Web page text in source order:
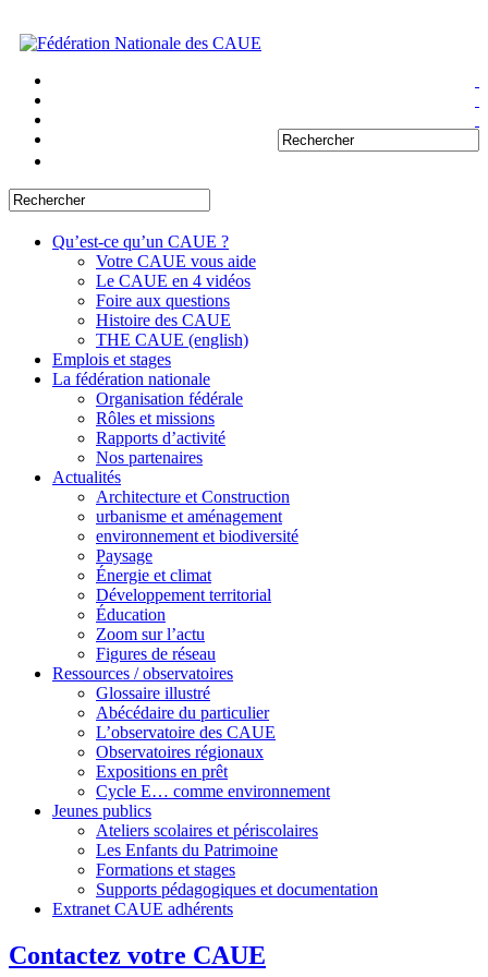
Qu’est-ce qu’un CAUE ?
Votre CAUE vous aide
Le CAUE en 4 vidéos
Foire aux questions
Histoire des CAUE
THE CAUE (english)
Emplois et stages
La fédération nationale
Organisation fédérale
Rôles et missions
Rapports d’activité
Nos partenaires
Actualités
Architecture et Construction
urbanisme et aménagement
environnement et biodiversité
Paysage
Énergie et climat
Développement territorial
Éducation
Zoom sur l’actu
Figures de réseau
Ressources / observatoires
Glossaire illustré
Abécédaire du particulier
L’observatoire des CAUE
Observatoires régionaux
Expositions en prêt
Cycle E… comme environnement
Jeunes publics
Ateliers scolaires et périscolaires
Les Enfants du Patrimoine
Formations et stages
Supports pédagogiques et documentation
Extranet CAUE adhérents
Contactez votre CAUE